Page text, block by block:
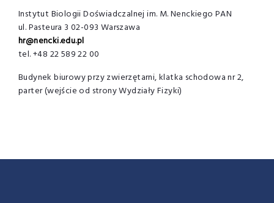
Instytut Biologii Doświadczalnej im. M. Nenckiego PAN
ul. Pasteura 3 02-093 Warszawa
hr@nencki.edu.pl
tel. +48 22 589 22 00
Budynek biurowy przy zwierzętarni, klatka schodowa nr 2,
parter (wejście od strony Wydziały Fizyki)